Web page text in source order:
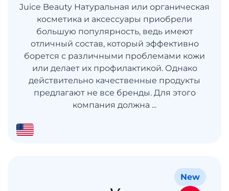
Juice Beauty Натуральная или органическая
косметика и аксессуары приобрели
большую популярность, ведь имеют
отличный состав, который эффективно
борется с различными проблемами кожи
или делает их профилактикой. Однако
действительно качественные продукты
предлагают не все бренды. Для этого
компания должна ...
New